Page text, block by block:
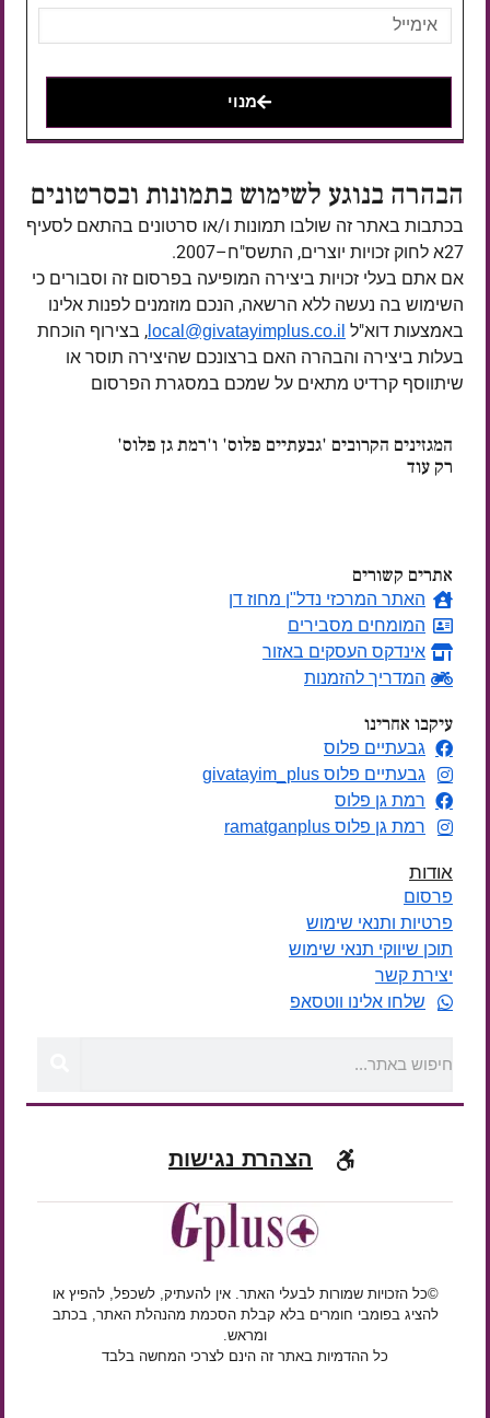
מנוי
הבהרה בנוגע לשימוש בתמונות ובסרטונים
בכתבות באתר זה שולבו תמונות ו/או סרטונים בהתאם לסעיף
27א לחוק זכויות יוצרים, התשס"ח–2007.
אם אתם בעלי זכויות ביצירה המופיעה בפרסום זה וסבורים כי
השימוש בה נעשה ללא הרשאה, הנכם מוזמנים לפנות אלינו
באמצעות דוא"ל local@givatayimplus.co.il , בצירוף הוכחת
בעלות ביצירה והבהרה האם ברצונכם שהיצירה תוסר או
שיתווסף קרדיט מתאים על שמכם במסגרת הפרסום
המגזינים הקרובים 'גבעתיים פלוס' ו'רמת גן פלוס'
רק עוד
אתרים קשורים
האתר המרכזי נדל"ן מחוז דן
המומחים מסבירים
אינדקס העסקים באזור
המדריך להזמנות
עיקבו אחרינו
גבעתיים פלוס
גבעתיים פלוס givatayim_plus
רמת גן פלוס
רמת גן פלוס ramatganplus
אודות
פרסום
פרטיות ותנאי שימוש
תוכן שיווקי תנאי שימוש
יצירת קשר
שלחו אלינו ווטסאפ
הצהרת נגישות
©כל הזכויות שמורות לבעלי האתר. אין להעתיק, לשכפל, להפיץ או
להציג בפומבי חומרים בלא קבלת הסכמת מהנהלת האתר, בכתב
ומראש.
כל ההדמיות באתר זה הינם לצרכי המחשה בלבד